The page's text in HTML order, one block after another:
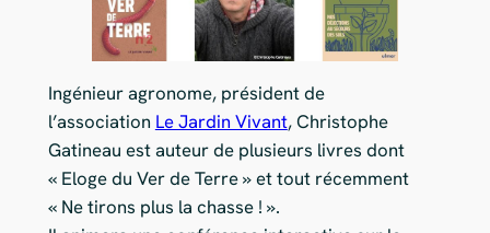
Ingénieur agronome, président de
l’association Le Jardin Vivant, Christophe
Gatineau est auteur de plusieurs livres dont
« Eloge du Ver de Terre » et tout récemment
« Ne tirons plus la chasse ! ».